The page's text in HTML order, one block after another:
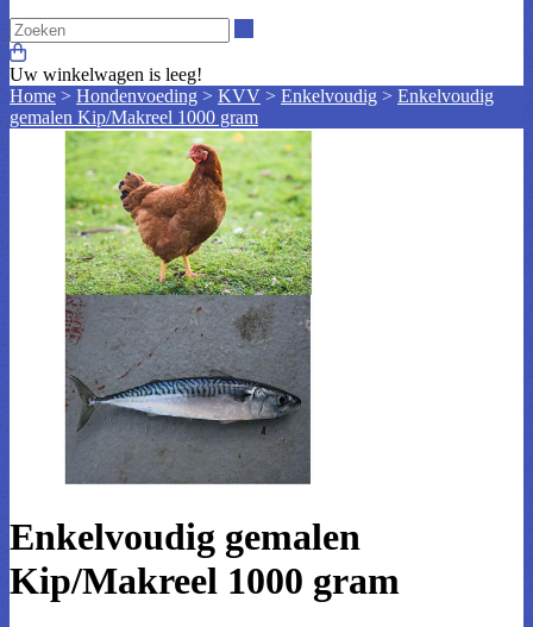
Uw winkelwagen is leeg!
Home > Hondenvoeding > KVV > Enkelvoudig > Enkelvoudig
gemalen Kip/Makreel 1000 gram
Enkelvoudig gemalen
Kip/Makreel 1000 gram